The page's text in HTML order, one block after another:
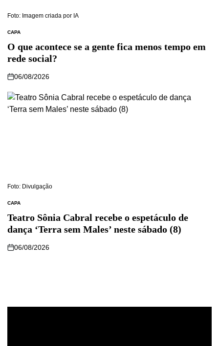
Foto: Imagem criada por IA
CAPA
O que acontece se a gente fica menos tempo em
rede social?
06/08/2026
Foto: Divulgação
CAPA
Teatro Sônia Cabral recebe o espetáculo de
dança ‘Terra sem Males’ neste sábado (8)
06/08/2026